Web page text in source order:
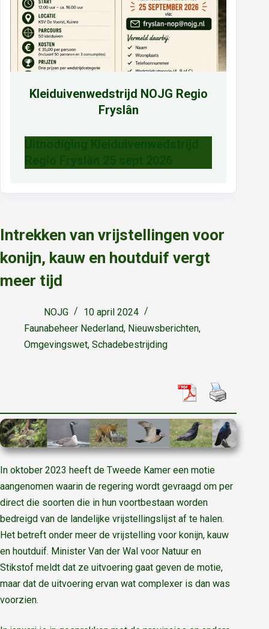
Intrekken van vrijstellingen voor
konijn, kauw en houtduif vergt
meer tijd
NOJG
10 april 2024
Faunabeheer Nederland, Nieuwsberichten,
Omgevingswet, Schadebestrijding
In oktober 2023 heeft de Tweede Kamer een motie
aangenomen waarin de regering wordt gevraagd om per
direct die soorten die in hun voortbestaan worden
bedreigd van de landelijke vrijstellingslijst af te halen.
Het betreft onder meer de vrijstelling voor konijn, kauw
en houtduif. Minister Van der Wal voor Natuur en
Stikstof meldt dat ze uitvoering gaat geven de motie,
maar dat de uitvoering ervan wat complexer is dan was
voorzien.
Kleiduivenwedstrijd NOJG Regio
Fryslân